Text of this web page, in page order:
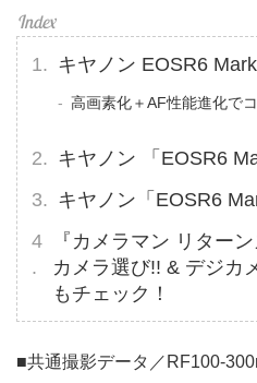
キヤノン EOSR6
高画素化＋AF性能進化で
キヤノン 「EOSR6
キヤノン「EOSR6
『カメラマン リター
カメラ選び!! & デジカ
もチェック！
■共通撮影データ／RF100-